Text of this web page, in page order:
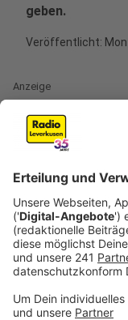
geben.
Veröffentlicht:
Anzeige
Es wird immer
ungefähr 150
liegen auch alle
mit uns
Brennstoffe zu
vernünftigen
Anzeige